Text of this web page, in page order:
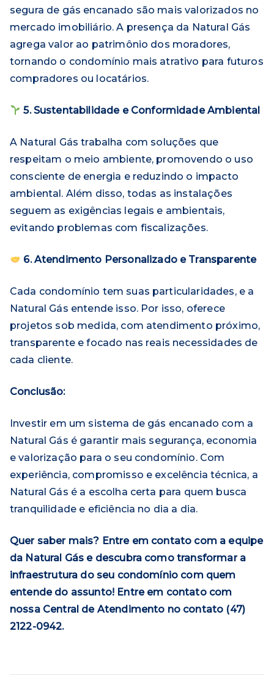
segura de gás encanado são mais valorizados no
mercado imobiliário. A presença da Natural Gás
agrega valor ao patrimônio dos moradores,
tornando o condomínio mais atrativo para futuros
compradores ou locatários.
5. Sustentabilidade e Conformidade Ambiental
A Natural Gás trabalha com soluções que
respeitam o meio ambiente, promovendo o uso
consciente de energia e reduzindo o impacto
ambiental. Além disso, todas as instalações
seguem as exigências legais e ambientais,
evitando problemas com fiscalizações.
6. Atendimento Personalizado e Transparente
Cada condomínio tem suas particularidades, e a
Natural Gás entende isso. Por isso, oferece
projetos sob medida, com atendimento próximo,
transparente e focado nas reais necessidades de
cada cliente.
Conclusão:
Investir em um sistema de gás encanado com a
Natural Gás é garantir mais segurança, economia
e valorização para o seu condomínio. Com
experiência, compromisso e excelência técnica, a
Natural Gás é a escolha certa para quem busca
tranquilidade e eficiência no dia a dia.
Quer saber mais? Entre em contato com a equipe
da Natural Gás e descubra como transformar a
infraestrutura do seu condomínio com quem
entende do assunto! Entre em contato com
nossa Central de Atendimento no contato (47)
2122-0942.